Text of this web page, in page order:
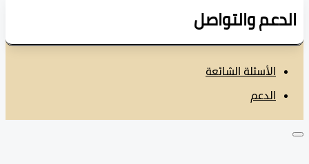
والتواصل
الأسئلة الشائعة
الدعم